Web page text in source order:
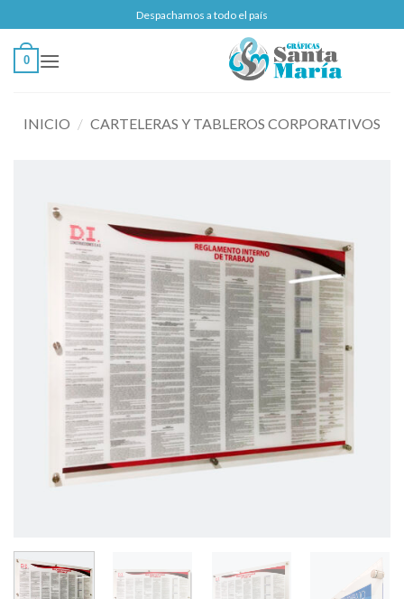
al
contenido
Despachamos a todo el país
0
INICIO / CARTELERAS Y TABLEROS CORPORATIVOS